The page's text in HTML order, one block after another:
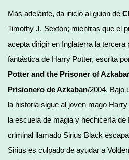
Más adelante, da inicio al guion de
Timothy J. Sexton; mientras que el
acepta dirigir en Inglaterra la tercera
fantástica de Harry Potter, escrita
Potter and the Prisoner of
Prisionero de Azkaban/2004. Bajo
la historia sigue al joven mago
la escuela de magia y hechicería
criminal llamado Sirius Black
Sirius es culpado de ayudar a